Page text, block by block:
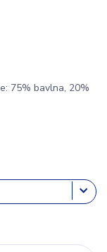
75% bavlna, 20%